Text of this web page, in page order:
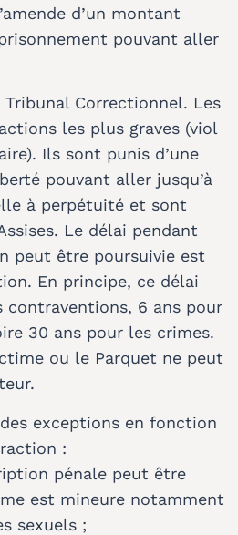
d’un montant
pouvant aller
Correctionnel. Les
les plus graves (viol
Ils sont punis d’une
pouvant aller jusqu’à
à perpétuité et sont
Le délai pendant
peut être poursuivie est
En principe, ce délai
contraventions, 6 ans pour
30 ans pour les crimes.
ou le Parquet ne peut
exceptions en fonction
:
pénale peut être
est mineure notamment
sexuels ;